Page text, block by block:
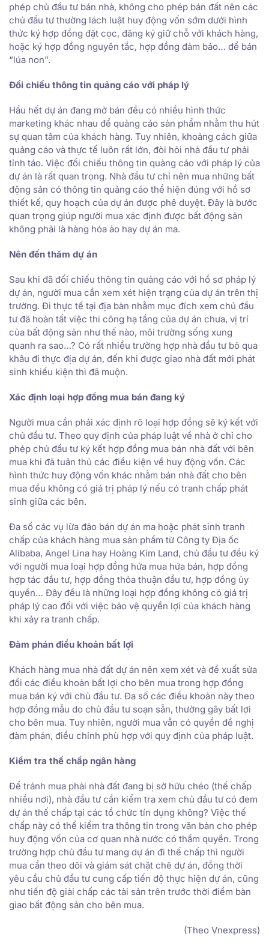
phép chủ đầu tư bán nhà, không cho phép bán đất nên các
chủ đầu tư thường lách luật huy động vốn sớm dưới hình
thức ký hợp đồng đặt cọc, đăng ký giữ chỗ với khách hàng,
hoặc ký hợp đồng nguyên tắc, hợp đồng đảm bảo… để bán
“lúa non”.
Đối chiếu thông tin quảng cáo với pháp lý
Hầu hết dự án đang mở bán đều có nhiều hình thức
marketing khác nhau để quảng cáo sản phẩm nhằm thu hút
sự quan tâm của khách hàng. Tuy nhiên, khoảng cách giữa
quảng cáo và thực tế luôn rất lớn, đòi hỏi nhà đầu tư phải
tỉnh táo. Việc đối chiếu thông tin quảng cáo với pháp lý của
dự án là rất quan trọng. Nhà đầu tư chỉ nên mua những bất
động sản có thông tin quảng cáo thể hiện đúng với hồ sơ
thiết kế, quy hoạch của dự án được phê duyệt. Đây là bước
quan trọng giúp người mua xác định được bất động sản
không phải là hàng hóa ảo hay dự án ma.
Nên đến thăm dự án
Sau khi đã đối chiếu thông tin quảng cáo với hồ sơ pháp lý
dự án, người mua cần xem xét hiện trạng của dự án trên thị
trường. Đi thực tế tại địa bàn nhằm mục đích xem chủ đầu
tư đã hoàn tất việc thi công hạ tầng của dự án chưa, vị trí
của bất động sản như thế nào, môi trường sống xung
quanh ra sao…? Có rất nhiều trường hợp nhà đầu tư bỏ qua
khâu đi thực địa dự án, đến khi được giao nhà đất mới phát
sinh khiếu kiện thì đã muộn.
Xác định loại hợp đồng mua bán đang ký
Người mua cần phải xác định rõ loại hợp đồng sẽ ký kết với
chủ đầu tư. Theo quy định của pháp luật về nhà ở chỉ cho
phép chủ đầu tư ký kết hợp đồng mua bán nhà đất với bên
mua khi đã tuân thủ các điều kiện về huy động vốn. Các
hình thức huy động vốn khác nhằm bán nhà đất cho bên
mua đều không có giá trị pháp lý nếu có tranh chấp phát
sinh giữa các bên.
Đa số các vụ lừa đảo bán dự án ma hoặc phát sinh tranh
chấp của khách hàng mua sản phẩm từ Công ty Địa ốc
Alibaba, Angel Lina hay Hoàng Kim Land, chủ đầu tư đều ký
với người mua loại hợp đồng hứa mua hứa bán, hợp đồng
hợp tác đầu tư, hợp đồng thỏa thuận đầu tư, hợp đồng ủy
quyền… Đây đều là những loại hợp đồng không có giá trị
pháp lý cao đối với việc bảo vệ quyền lợi của khách hàng
khi xảy ra tranh chấp.
Đàm phán điều khoản bất lợi
Khách hàng mua nhà đất dự án nên xem xét và đề xuất sửa
đổi các điều khoản bất lợi cho bên mua trong hợp đồng
mua bán ký với chủ đầu tư. Đa số các điều khoản này theo
hợp đồng mẫu do chủ đầu tư soạn sẵn, thường gây bất lợi
cho bên mua. Tuy nhiên, người mua vẫn có quyền đề nghị
đàm phán, điều chỉnh phù hợp với quy định của pháp luật.
Kiểm tra thế chấp ngân hàng
Để tránh mua phải nhà đất đang bị sở hữu chéo (thế chấp
nhiều nơi), nhà đầu tư cần kiểm tra xem chủ đầu tư có đem
dự án thế chấp tại các tổ chức tín dụng không? Việc thế
chấp này có thể kiểm tra thông tin trong văn bản cho phép
huy động vốn của cơ quan nhà nước có thẩm quyền. Trong
trường hợp chủ đầu tư mang dự án đi thế chấp thì người
mua cần theo dõi và giám sát chặt chẽ dự án, đồng thời
yêu cầu chủ đầu tư cung cấp tiến độ thực hiện dự án, cũng
như tiến độ giải chấp các tài sản trên trước thời điểm bàn
giao bất động sản cho bên mua.
(Theo Vnexpress)